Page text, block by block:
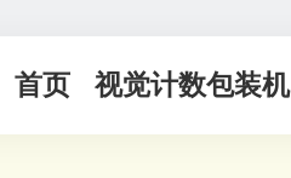
首页 视觉计数包装机